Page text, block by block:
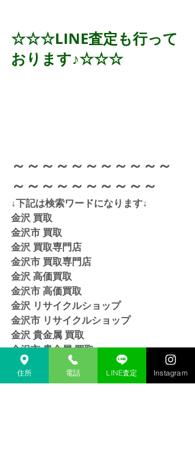
☆☆☆LINE査定も行って
おります♪☆☆☆
～～～～～～～～～～～
～～～～～～～～～～
↓下記は検索ワードになります↓
金沢 買取
金沢市 買取
金沢 買取専門店
金沢市 買取専門店
金沢 高価買取
金沢市 高価買取
金沢 リサイクルショップ
金沢市 リサイクルショップ
金沢 貴金属 買取
金沢市 貴金属 買取
金沢 金 買取
金沢市 金 買取
住所 電話 LINE査定 Instagram